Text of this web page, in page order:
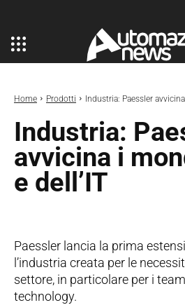
Home Prodotti Industria: Paessler
Industria:
avvicina i
e dell’IT
Paessler lancia la prima
l’industria creata per le
settore, in particolare per i
technology.